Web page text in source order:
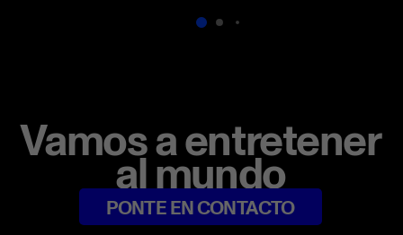
Vamos a entretener
al mundo
PONTE EN CONTACTO